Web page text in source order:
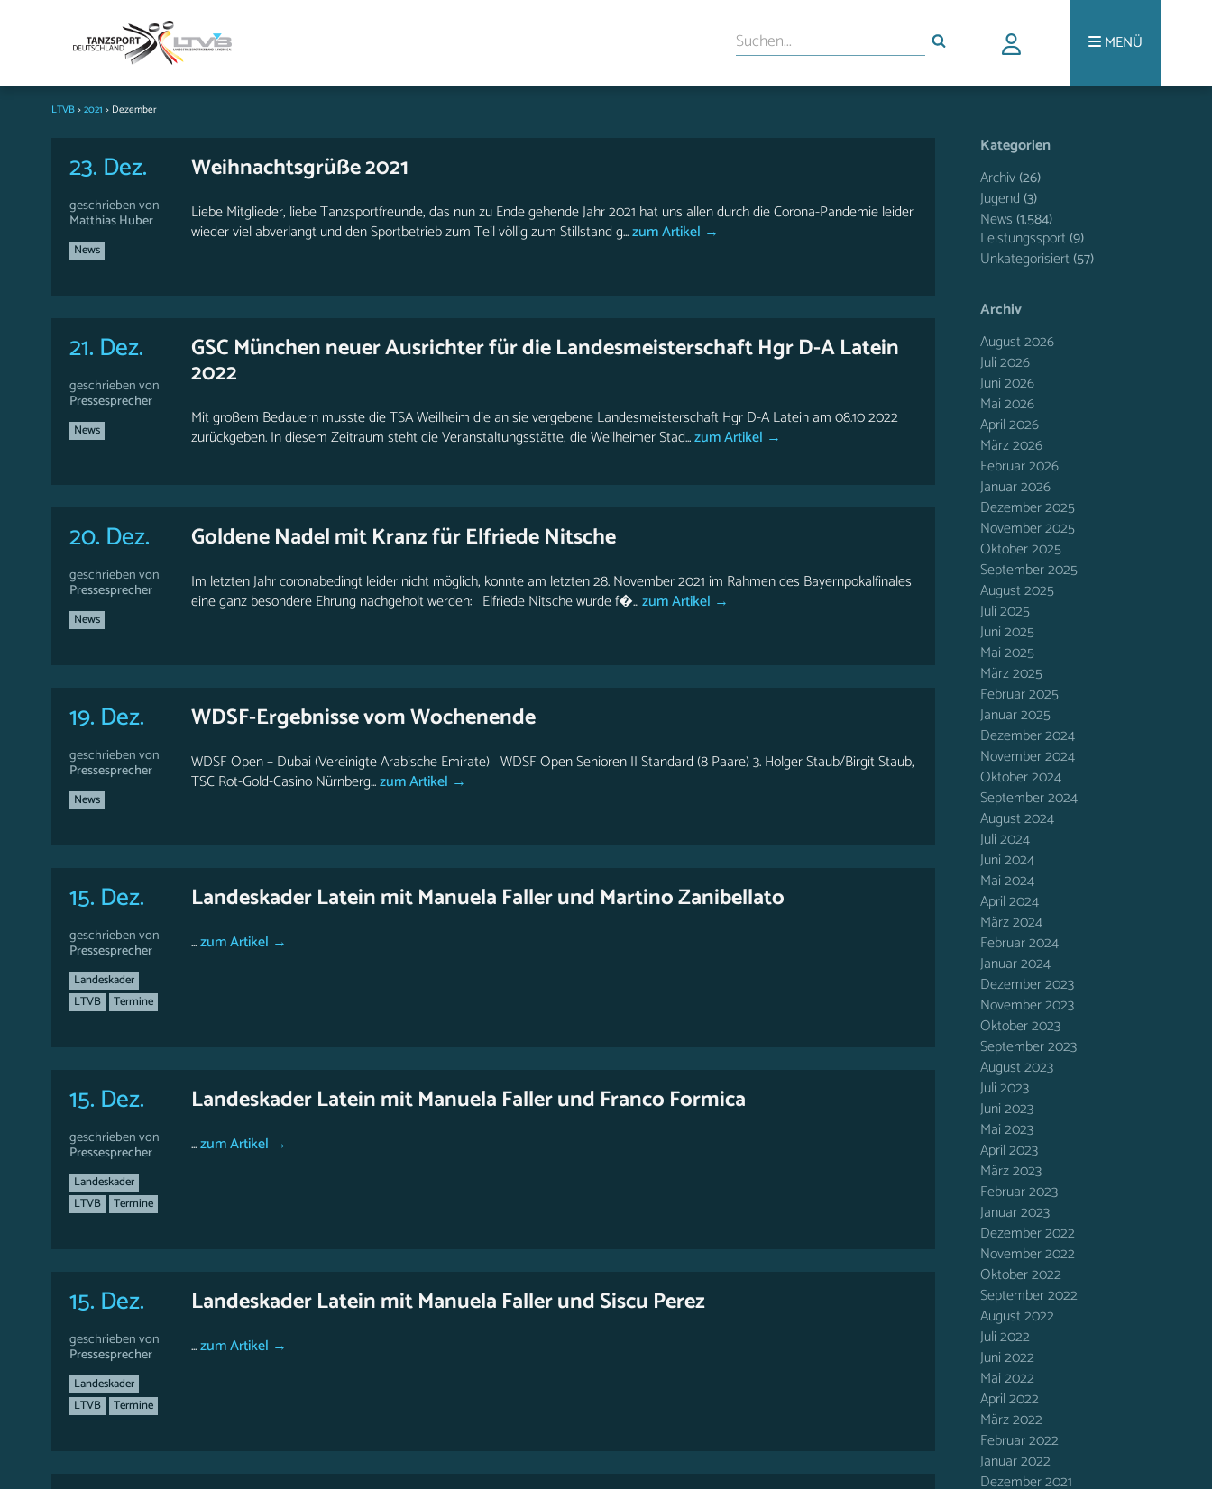
MENÜ
LTVB>2021 > Dezember
23. Dez.
geschrieben von
Matthias Huber
News
Weihnachtsgrüße 2021
Liebe Mitglieder, liebe Tanzsportfreunde, das nun zu Ende gehende Jahr 2021 hat uns allen durch die Corona-Pandemie leider
wieder viel abverlangt und den Sportbetrieb zum Teil völlig zum Stillstand g...zum Artikel →
21. Dez.
geschrieben von
Pressesprecher
News
GSC München neuer Ausrichter für die Landesmeisterschaft Hgr D-A Latein
2022
Mit großem Bedauern musste die TSA Weilheim die an sie vergebene Landesmeisterschaft Hgr D-A Latein am 08.10 2022
zurückgeben. In diesem Zeitraum steht die Veranstaltungsstätte, die Weilheimer Stad...zum Artikel →
20. Dez.
geschrieben von
Pressesprecher
News
Goldene Nadel mit Kranz für Elfriede Nitsche
Im letzten Jahr coronabedingt leider nicht möglich, konnte am letzten 28. November 2021 im Rahmen des Bayernpokalfinales
eine ganz besondere Ehrung nachgeholt werden: Elfriede Nitsche wurde f�...zum Artikel →
19. Dez.
geschrieben von
Pressesprecher
News
WDSF-Ergebnisse vom Wochenende
WDSF Open – Dubai (Vereinigte Arabische Emirate) WDSF Open Senioren II Standard (8 Paare) 3. Holger Staub/Birgit Staub,
TSC Rot-Gold-Casino Nürnberg...zum Artikel →
15. Dez.
geschrieben von
Pressesprecher
Landeskader
LTVB
Termine
Landeskader Latein mit Manuela Faller und Martino Zanibellato
...zum Artikel →
15. Dez.
geschrieben von
Pressesprecher
Landeskader
LTVB
Termine
Landeskader Latein mit Manuela Faller und Franco Formica
...zum Artikel →
15. Dez.
geschrieben von
Pressesprecher
Landeskader
LTVB
Termine
Landeskader Latein mit Manuela Faller und Siscu Perez
...zum Artikel →
Kategorien
Archiv(26)
Jugend (3)
News (1.584)
Leistungssport(9)
Unkategorisiert(57)
Archiv
August 2026
Juli 2026
Juni 2026
Mai 2026
April 2026
März 2026
Februar 2026
Januar 2026
Dezember 2025
November 2025
Oktober 2025
September 2025
August 2025
Juli 2025
Juni 2025
Mai 2025
März 2025
Februar 2025
Januar 2025
Dezember 2024
November 2024
Oktober 2024
September 2024
August 2024
Juli 2024
Juni 2024
Mai 2024
April 2024
März 2024
Februar 2024
Januar 2024
Dezember 2023
November 2023
Oktober 2023
September 2023
August 2023
Juli 2023
Juni 2023
Mai 2023
April 2023
März 2023
Februar 2023
Januar 2023
Dezember 2022
November 2022
Oktober 2022
September 2022
August 2022
Juli 2022
Juni 2022
Mai 2022
April 2022
März 2022
Februar 2022
Januar 2022
Dezember 2021